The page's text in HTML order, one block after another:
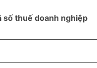
số thuế doanh nghiệp